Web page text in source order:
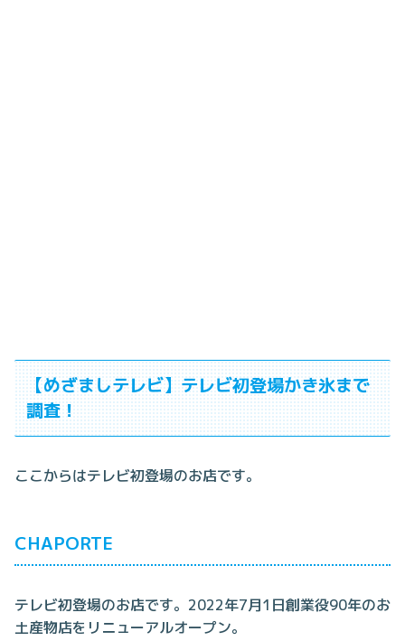
【めざましテレビ】テレビ初登場かき氷まで
調査！
ここからはテレビ初登場のお店です。
CHAPORTE
テレビ初登場のお店です。2022年7月1日創業役90年のお
土産物店をリニューアルオープン。